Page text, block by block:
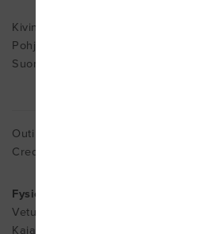
Kiviniemi
Pohjois-Pohjanmaa 90810
Suomi
Outi Helkama
Cred. MDT
Fysios Mehiläinen
Veturitie 1
Kajaani